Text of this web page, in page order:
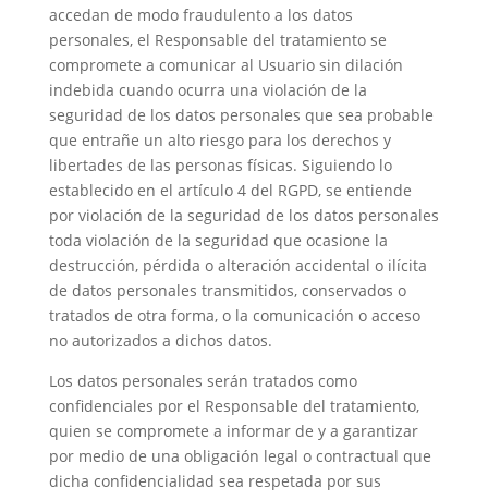
accedan de modo fraudulento a los datos
personales, el Responsable del tratamiento se
compromete a comunicar al Usuario sin dilación
indebida cuando ocurra una violación de la
seguridad de los datos personales que sea probable
que entrañe un alto riesgo para los derechos y
libertades de las personas físicas. Siguiendo lo
establecido en el artículo 4 del RGPD, se entiende
por violación de la seguridad de los datos personales
toda violación de la seguridad que ocasione la
destrucción, pérdida o alteración accidental o ilícita
de datos personales transmitidos, conservados o
tratados de otra forma, o la comunicación o acceso
no autorizados a dichos datos.
Los datos personales serán tratados como
confidenciales por el Responsable del tratamiento,
quien se compromete a informar de y a garantizar
por medio de una obligación legal o contractual que
dicha confidencialidad sea respetada por sus